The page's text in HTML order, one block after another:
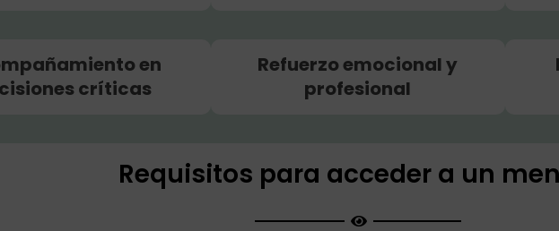
en
críticas
Refuerzo emocional y
profesional
Requisitos para acceder a un